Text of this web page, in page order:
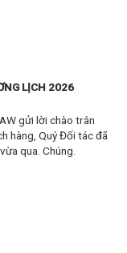
LỊCH 2026
gửi lời chào trân
hàng, Quý Đối tác đã
qua. Chúng.